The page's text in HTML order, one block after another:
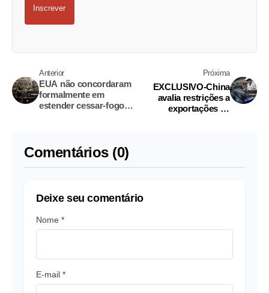
Inscrever
Anterior
EUA não concordaram
formalmente em
estender cessar-fogo
Próxima
EXCLUSIVO-China
avalia restrições a
exportações de
Comentários (0)
Deixe seu comentário
Nome *
E-mail *